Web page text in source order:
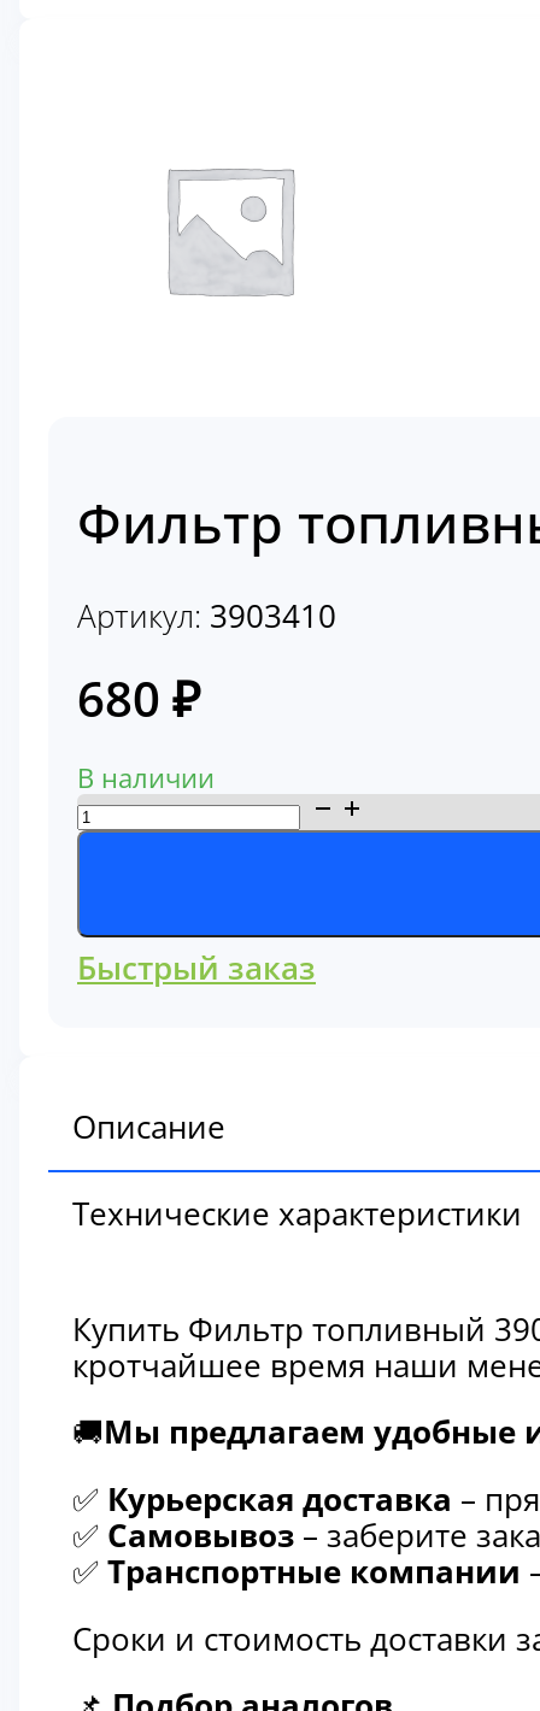
Фильтр
Артикул: 3903410
680 ₽
В наличии
Количество
товара
топливный
3903410
Быстрый заказ
Описание
Технические характеристики
Купить Фильтр топливный
кротчайшее время наши
🚚Мы предлагаем удобные
✅ Курьерская доставка –
✅ Самовывоз – заберите
✅ Транспортные компании
Сроки и стоимость доставки